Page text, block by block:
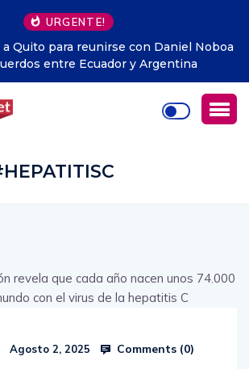
URGENTE!
china de IA, iFlytek, presenta su
humanos digitales
Agosto 2, 2025 Comments (0)